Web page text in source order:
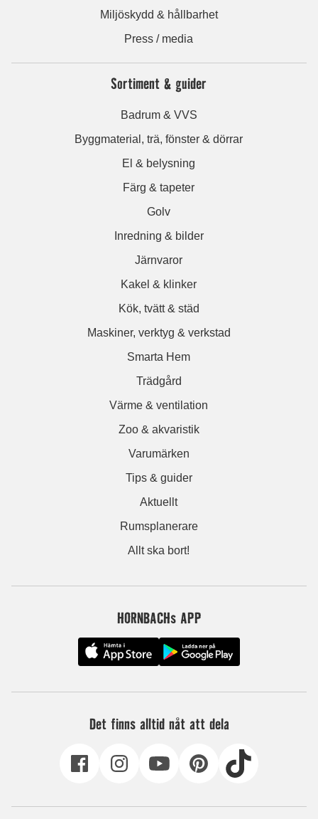
Miljöskydd & hållbarhet
Press / media
Sortiment & guider
Badrum & VVS
Byggmaterial, trä, fönster & dörrar
El & belysning
Färg & tapeter
Golv
Inredning & bilder
Järnvaror
Kakel & klinker
Kök, tvätt & städ
Maskiner, verktyg & verkstad
Smarta Hem
Trädgård
Värme & ventilation
Zoo & akvaristik
Varumärken
Tips & guider
Aktuellt
Rumsplanerare
Allt ska bort!
HORNBACHs APP
Det finns alltid nåt att dela